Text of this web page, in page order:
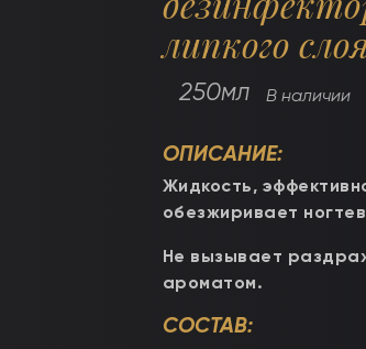
липкого
250мл В наличии
ОПИСАНИЕ:
Жидкость,
обезжиривает
Не вызывает
ароматом.
СОСТАВ: